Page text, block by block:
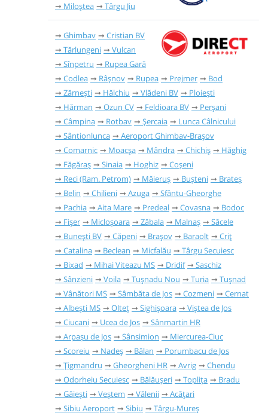
Miloștea
Târgu Jiu
Ghimbav
Cristian BV
Tărlungeni
Vulcan
Sînpetru
Rupea Gară
Codlea
Râşnov Rupea Prejmer
Bod
Zărnești
Hălchiu Vlădeni BV
Ploiești
Hărman
Ozun CV Feldioara BV
Perșani
Câmpina
Rotbav Șercaia
Lunca Câlnicului
Sântionlunca
Aeroport Ghimbav-Brașov
Comarnic
Moacșa Mândra Chichiș
Hăghig
Făgăraș
Sinaia Hoghiz
Coșeni
Reci (Ram. Petrom)
Măieruș Bușteni
Brateș
Belin
Chilieni Azuga
Sfântu-Gheorghe
Pachia
Aita Mare Predeal Covasna
Bodoc
Fișer
Micloșoara Zăbala Malnaș
Săcele
Bunești BV
Căpeni Brașov Baraolt
Criț
Catalina
Beclean Micfalău
Târgu Secuiesc
Bixad
Mihai Viteazu MS Dridif
Saschiz
Sânzieni
Voila Tușnadu Nou Turia
Tușnad
Vânători MS
Sâmbăta de Jos Cozmeni
Cernat
Albești MS
Olteț Sighișoara
Viștea de Jos
Ciucani
Ucea de Jos
Sânmartin HR
Arpașu de Jos
Sânsimion
Miercurea-Ciuc
Scoreiu
Nadeș Bălan
Porumbacu de Jos
Țigmandru
Gheorgheni HR Avrig
Chendu
Odorheiu Secuiesc
Bălăușeri Toplița
Bradu
Găieşti
Veștem Vălenii
Acățari
Sibiu Aeroport
Sibiu Târgu-Mureș